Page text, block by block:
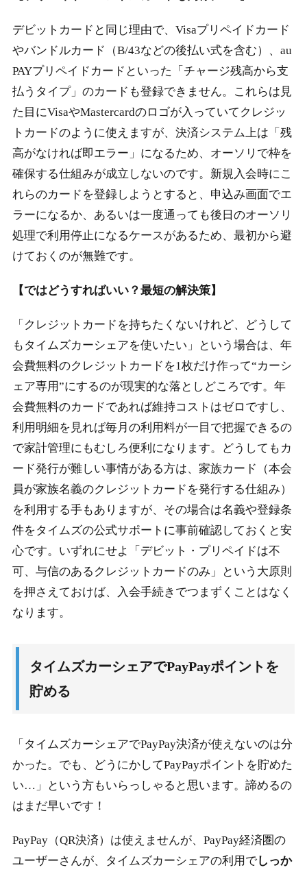
デビットカードと同じ理由で、Visaプリペイドカード
やバンドルカード（B/43などの後払い式を含む）、au
PAYプリペイドカードといった「チャージ残高から支
払うタイプ」のカードも登録できません。これらは見
た目にVisaやMastercardのロゴが入っていてクレジッ
トカードのように使えますが、決済システム上は「残
高がなければ即エラー」になるため、オーソリで枠を
確保する仕組みが成立しないのです。新規入会時にこ
れらのカードを登録しようとすると、申込み画面でエ
ラーになるか、あるいは一度通っても後日のオーソリ
処理で利用停止になるケースがあるため、最初から避
けておくのが無難です。
【ではどうすればいい？最短の解決策】
「クレジットカードを持ちたくないけれど、どうして
もタイムズカーシェアを使いたい」という場合は、年
会費無料のクレジットカードを1枚だけ作って“カーシ
ェア専用”にするのが現実的な落としどころです。年
会費無料のカードであれば維持コストはゼロですし、
利用明細を見れば毎月の利用料が一目で把握できるの
で家計管理にもむしろ便利になります。どうしてもカ
ード発行が難しい事情がある方は、家族カード（本会
員が家族名義のクレジットカードを発行する仕組み）
を利用する手もありますが、その場合は名義や登録条
件をタイムズの公式サポートに事前確認しておくと安
心です。いずれにせよ「デビット・プリペイドは不
可、与信のあるクレジットカードのみ」という大原則
を押さえておけば、入会手続きでつまずくことはなく
なります。
タイムズカーシェアでPayPayポイントを
貯める
「タイムズカーシェアでPayPay決済が使えないのは分
かった。でも、どうにかしてPayPayポイントを貯めた
い…」という方もいらっしゃると思います。諦めるの
はまだ早いです！
PayPay（QR決済）は使えませんが、PayPay経済圏の
ユーザーさんが、タイムズカーシェアの利用でしっか